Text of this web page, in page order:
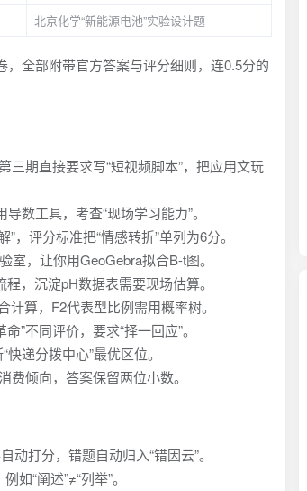
北京化学“新能源电池”实验设计题
全部附带官方答案与评分细则，连0.5分的
三期直接要求写“短视频脚本”，把应用文玩
数工具，考查“现场学习能力”。
，评分标准把“情感转折”单列为6分。
室，让你用GeoGebra拟合B-t图。
，沉淀pH数据表需要现场估算。
计算，F2代表型比例需用概率树。
”不同评价，要求“择一回应”。
递分拨中心”最优区位。
费倾向，答案保留两位小数。
打分，错题自动归入“错因云”。
“阐述”≠“列举”。